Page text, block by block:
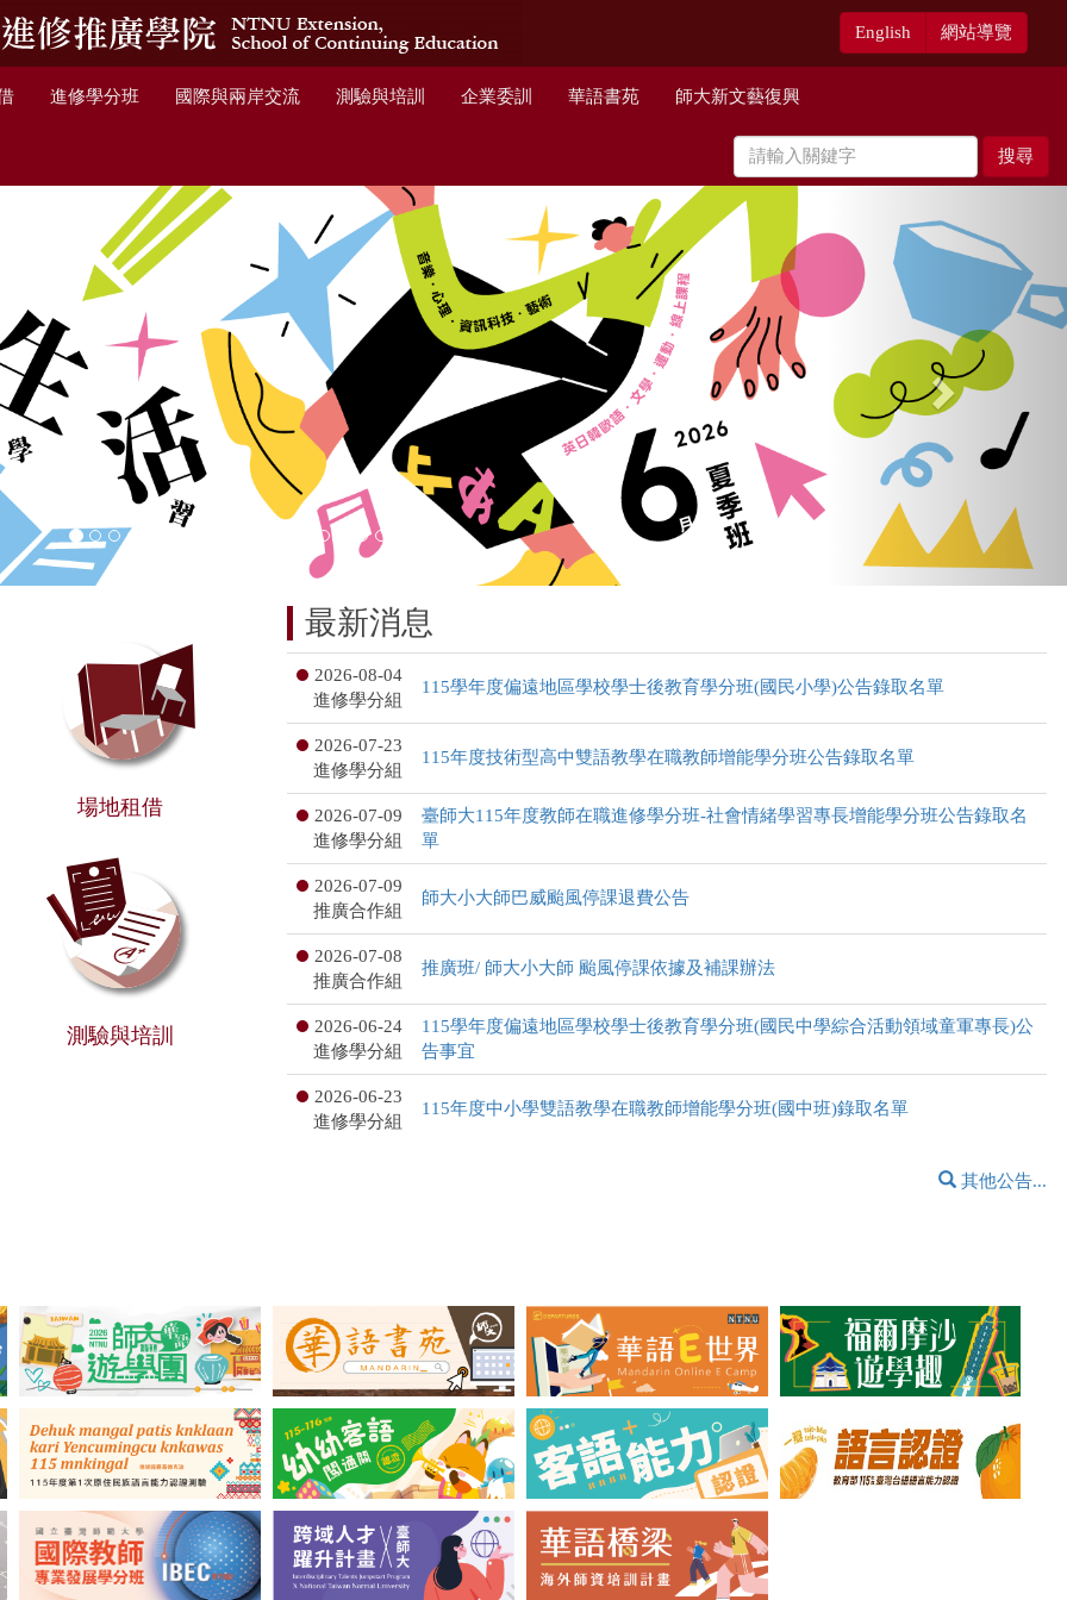
English 網站導覽
進修學分班 國際與兩岸交流 測驗與培訓 企業委訓 華語書苑 師大新文藝復興
搜尋
場地租借
測驗與培訓
最新消息
2026-08-04
進修學分組
115學年度偏遠地區學校學士後教育學分班(國民小學)公告錄取名單
2026-07-23
進修學分組
115年度技術型高中雙語教學在職教師增能學分班公告錄取名單
2026-07-09
進修學分組
臺師大115年度教師在職進修學分班-社會情緒學習專長增能學分班公告錄取名
單
2026-07-09
推廣合作組
師大小大師巴威颱風停課退費公告
2026-07-08
推廣合作組
推廣班/ 師大小大師 颱風停課依據及補課辦法
2026-06-24
進修學分組
115學年度偏遠地區學校學士後教育學分班(國民中學綜合活動領域童軍專長)公
告事宜
2026-06-23
進修學分組
115年度中小學雙語教學在職教師增能學分班(國中班)錄取名單
其他公告...